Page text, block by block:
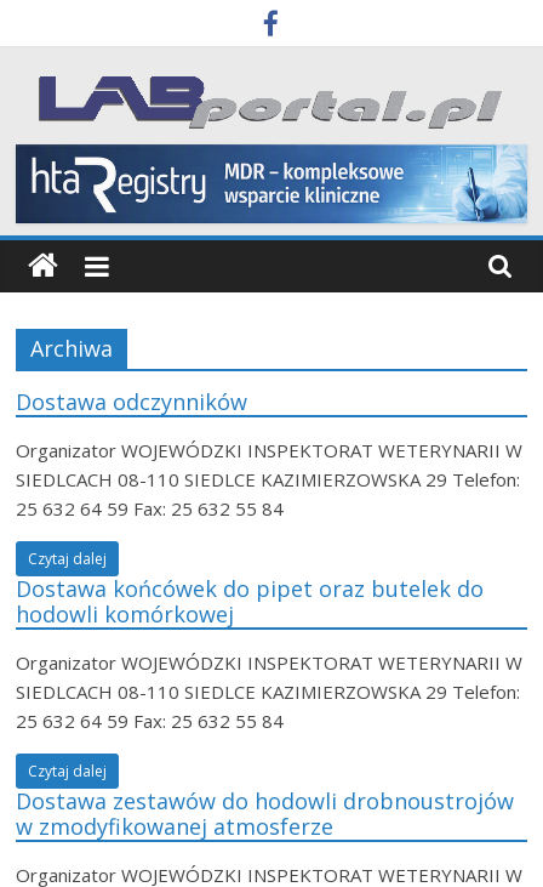
to
content
Labportal
Laboratoria
Aparatura
Badania
Archiwa
Dostawa odczynników
Organizator WOJEWÓDZKI INSPEKTORAT WETERYNARII W
SIEDLCACH 08-110 SIEDLCE KAZIMIERZOWSKA 29 Telefon:
25 632 64 59 Fax: 25 632 55 84
Czytaj dalej
Dostawa końcówek do pipet oraz butelek do
hodowli komórkowej
Organizator WOJEWÓDZKI INSPEKTORAT WETERYNARII W
SIEDLCACH 08-110 SIEDLCE KAZIMIERZOWSKA 29 Telefon:
25 632 64 59 Fax: 25 632 55 84
Czytaj dalej
Dostawa zestawów do hodowli drobnoustrojów
w zmodyfikowanej atmosferze
Organizator WOJEWÓDZKI INSPEKTORAT WETERYNARII W